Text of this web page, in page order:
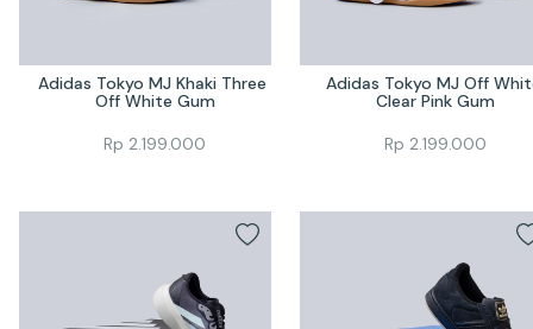
Adidas Tokyo MJ Khaki Three
Off White Gum
Rp 2.199.000
Adidas Tokyo MJ Off
Clear Pink Gum
Rp 2.199.000